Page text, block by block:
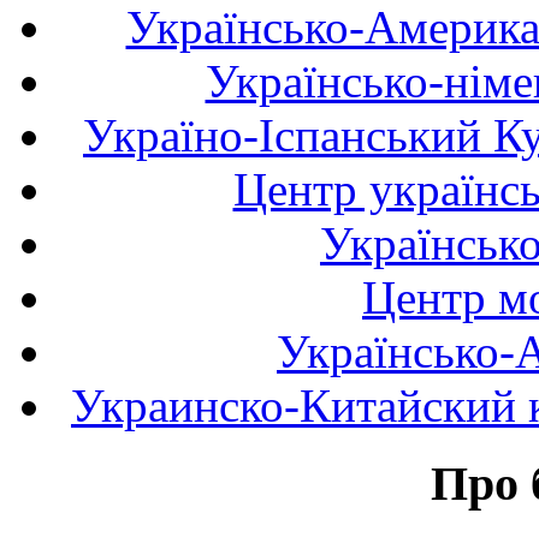
Українсько-
Українсько-
Україно-Іспанський
Центр
Центр
Українсько-
Украинско-Китайский
Про